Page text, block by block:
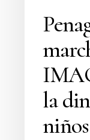
dinamización
niños
la
niños